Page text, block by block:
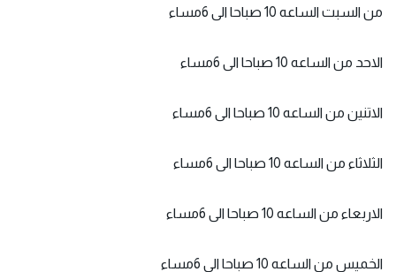
من السبت الساعه 10 صباحا الى 6مساء
الاحد من الساعه 10 صباحا الى 6مساء
الاتنين من الساعه 10 صباحا الى 6مساء
الثلاثاء من الساعه 10 صباحا الى 6مساء
الاربعاء من الساعه 10 صباحا الى 6مساء
الخميس من الساعه 10 صباحا الى 6مساء